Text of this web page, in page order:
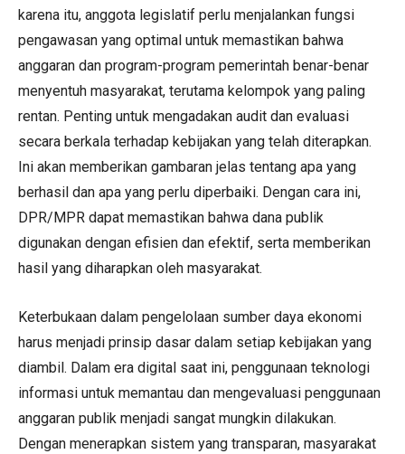
karena itu, anggota legislatif perlu menjalankan fungsi
pengawasan yang optimal untuk memastikan bahwa
anggaran dan program-program pemerintah benar-benar
menyentuh masyarakat, terutama kelompok yang paling
rentan. Penting untuk mengadakan audit dan evaluasi
secara berkala terhadap kebijakan yang telah diterapkan.
Ini akan memberikan gambaran jelas tentang apa yang
berhasil dan apa yang perlu diperbaiki. Dengan cara ini,
DPR/MPR dapat memastikan bahwa dana publik
digunakan dengan efisien dan efektif, serta memberikan
hasil yang diharapkan oleh masyarakat.
Keterbukaan dalam pengelolaan sumber daya ekonomi
harus menjadi prinsip dasar dalam setiap kebijakan yang
diambil. Dalam era digital saat ini, penggunaan teknologi
informasi untuk memantau dan mengevaluasi penggunaan
anggaran publik menjadi sangat mungkin dilakukan.
Dengan menerapkan sistem yang transparan, masyarakat